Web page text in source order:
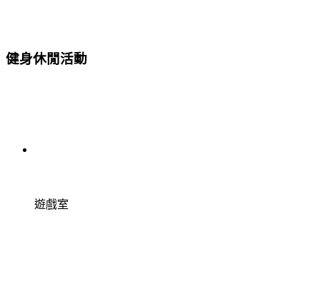
健身休閒活動
遊戲室